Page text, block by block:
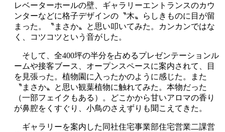
レベーターホールの壁、ギャラリーエントランスのカウ
ンターなどに格子デザインの〝木〟らしきものに目が留
まった。〝まさか〟と思い叩いてみた。カンカンではな
く、コツコツという音がした。
そして、全400坪の半分を占めるプレゼンテーションル
ームや接客ブース、オープンスペースに案内されて、目
を見張った。植物園に入ったかのように感じた。また
〝まさか〟と思い観葉植物に触れてみた。本物だった
（一部フェイクもある）。どこかから甘いアロマの香り
が鼻腔をくすぐり、小鳥のさえずりも聞こえてきた。
ギャラリーを案内した同社住宅事業部住宅営業二課営